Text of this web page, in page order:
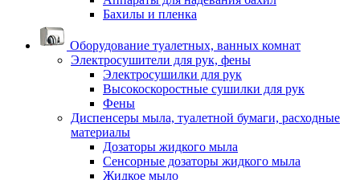
Бахилы и пленка
Оборудование туалетных, ванных комнат
Электросушители для рук, фены
Электросушилки для рук
Высокоскоростные сушилки для рук
Фены
Диспенсеры мыла, туалетной бумаги, расходные
материалы
Дозаторы жидкого мыла
Сенсорные дозаторы жидкого мыла
Жидкое мыло